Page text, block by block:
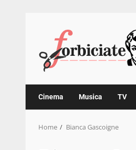
content
Cinema Musica TV
Home Bianca Gascoigne